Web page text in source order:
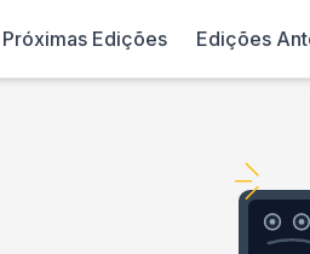
Próximas Edições Edições